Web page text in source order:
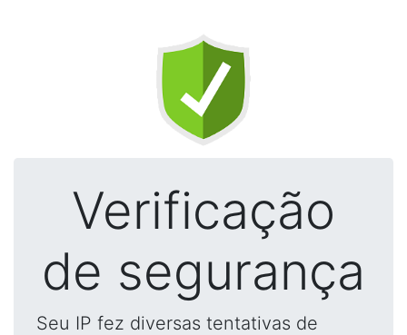
Verificação
de segurança
Seu IP fez diversas tentativas de